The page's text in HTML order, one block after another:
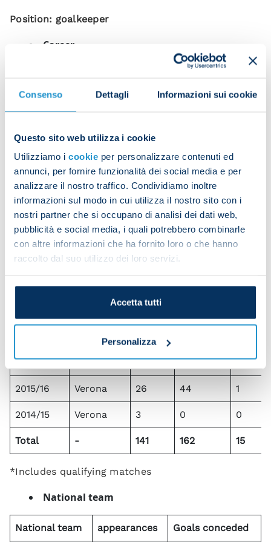
Consenso Dettagli Informazioni sui cookie
Questo sito web utilizza i cookie
Utilizziamo i cookie per personalizzare contenuti ed
annunci, per fornire funzionalità dei social media e per
analizzare il nostro traffico. Condividiamo inoltre
informazioni sul modo in cui utilizza il nostro sito con i
nostri partner che si occupano di analisi dei dati web,
pubblicità e social media, i quali potrebbero combinarle
con altre informazioni che ha fornito loro o che hanno
raccolto dal suo utilizzo dei loro servizi.
Accetta tutti
Personalizza
Position: goalkeeper
Career
Season
Apps
Goals
Apps
2021/2022 Tottenham 0 0 4
2020/2021 Atalanta 25 26 4
2019/2020 Atalanta 33 42 1
2018/2019 Atalanta
2017
2017
2015/16 Verona 26 44 1
2014/15 Verona 3 0 0
Total - 141 162 15
*Includes qualifying matches
National team
National team appearances Goals conceded